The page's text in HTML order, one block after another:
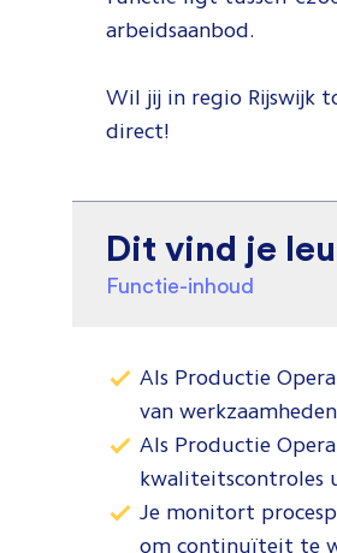
arbeidsaanbod.
Wil jij in regio Rijswijk
direct!
Dit vind je
Functie-inhoud
Als Productie
van
Als Productie
kwaliteitscontroles
Je monitort
om continuïteit te